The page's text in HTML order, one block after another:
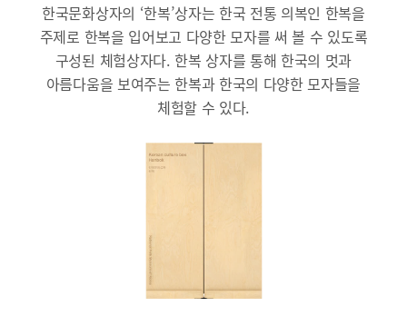
한국문화상자의 ‘한복’상자는 한국 전통 의복인 한복을
주제로 한복을 입어보고 다양한 모자를 써 볼 수 있도록
구성된 체험상자다. 한복 상자를 통해 한국의 멋과
아름다움을 보여주는 한복과 한국의 다양한 모자들을
체험할 수 있다.